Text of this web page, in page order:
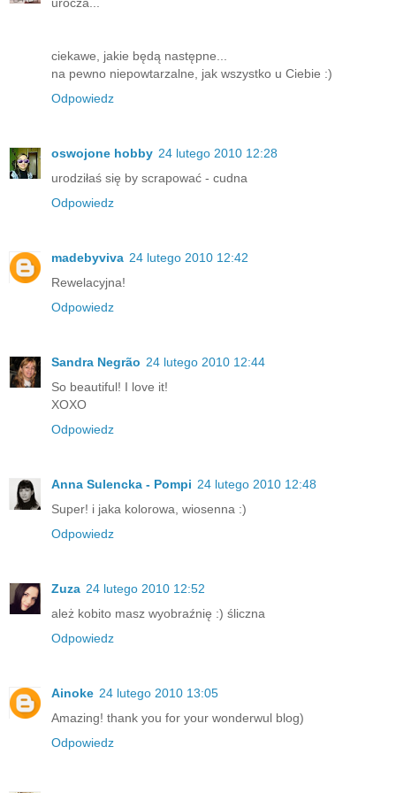
ciekawe, jakie będą następne...
na pewno niepowtarzalne, jak wszystko u Ciebie :)
Odpowiedz
oswojone hobby 24 lutego 2010 12:28
urodziłaś się by scrapować - cudna
Odpowiedz
madebyviva 24 lutego 2010 12:42
Rewelacyjna!
Odpowiedz
Sandra Negrão 24 lutego 2010 12:44
So beautiful! I love it!
XOXO
Odpowiedz
Anna Sulencka - Pompi 24 lutego 2010 12:48
Super! i jaka kolorowa, wiosenna :)
Odpowiedz
Zuza 24 lutego 2010 12:52
ależ kobito masz wyobraźnię :) śliczna
Odpowiedz
Ainoke 24 lutego 2010 13:05
Amazing! thank you for your wonderwul blog)
Odpowiedz